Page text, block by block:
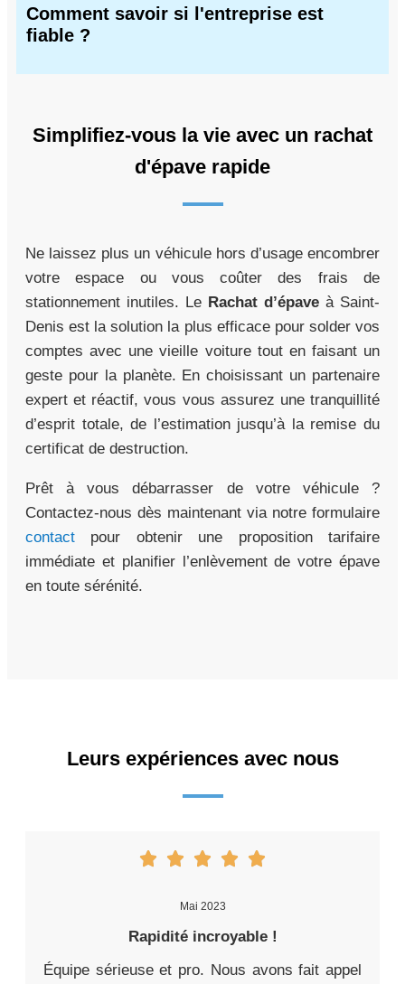
Comment savoir si l'entreprise est
fiable ?
Simplifiez-vous la vie avec un rachat
d'épave rapide
Ne laissez plus un véhicule hors d’usage encombrer
votre espace ou vous coûter des frais de
stationnement inutiles. Le Rachat d’épave à Saint-
Denis est la solution la plus efficace pour solder vos
comptes avec une vieille voiture tout en faisant un
geste pour la planète. En choisissant un partenaire
expert et réactif, vous vous assurez une tranquillité
d’esprit totale, de l’estimation jusqu’à la remise du
certificat de destruction.
Prêt à vous débarrasser de votre véhicule ?
Contactez-nous dès maintenant via notre formulaire
contact pour obtenir une proposition tarifaire
immédiate et planifier l’enlèvement de votre épave
en toute sérénité.
Leurs expériences avec nous
Mai 2023
Rapidité incroyable !
Équipe sérieuse et pro. Nous avons fait appel